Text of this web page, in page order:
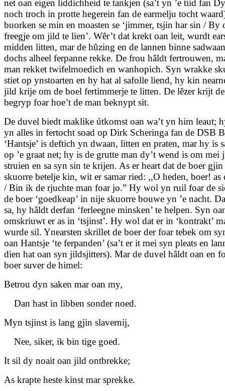
net oan eigen liddichheid te tankjen (sa’t yn ’e tiid fan
noch troch in protte hegerein fan de earmelju tocht
buorken se min en moasten se ‘jimmer, tsjin har sin / By
freegje om jild te lien’. Wêr’t dat krekt oan leit, wurdt
midden litten, mar de hûzing en de lannen binne
dochs alheel ferpanne rekke. De frou hâldt fertrouwen,
man rekket twifelmoedich en wanhopich. Syn wrakke
stiet op ynstoarten en hy hat al safolle liend, hy kin
jild krije om de boel fertimmerje te litten. De lêzer krijt
begryp foar hoe’t de man beknypt sit.
De duvel biedt maklike útkomst oan wa’t yn him leaut;
yn alles in fertocht soad op Dirk Scheringa fan de DSB
‘Hantsje’ is deftich yn dwaan, litten en praten, mar hy is
op ’e graat net; hy is de grutte man dy’t wend is om mei
struien en sa syn sin te krijen. As er heart dat de boer
skuorre betelje kin, wit er samar ried: ,,O heden, boer! as
/ Bin ik de rjuchte man foar jo.” Hy wol yn ruil foar de
de boer ‘goedkeap’ in nije skuorre bouwe yn ’e nacht.
sa, hy hâldt derfan ‘ferleegne minsken’ te helpen. Syn
omskriuwt er as in ‘tsjinst’. Hy wol dat er in ‘kontrakt’
wurde sil. Ynearsten skrillet de boer der foar tebek om
oan Hantsje ‘te ferpanden’ (sa’t er it mei syn pleats en
dien hat oan syn jildsjitters). Mar de duvel hâldt oan en
boer suver de himel:
Betrou dyn saken mar oan my,
Dan hast in libben sonder noed.
Myn tsjinst is lang gjin slavernij,
Nee, siker, ik bin tige goed.
It sil dy noait oan jild ontbrekke;
As krapte heste kinst mar sprekke.